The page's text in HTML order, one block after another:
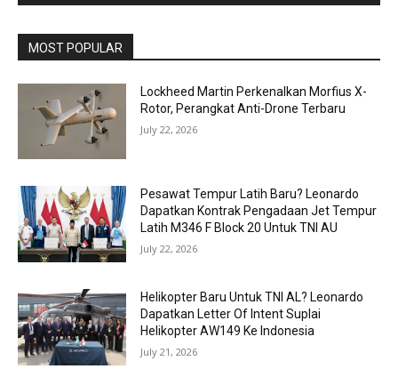
MOST POPULAR
Lockheed Martin Perkenalkan Morfius X-
Rotor, Perangkat Anti-Drone Terbaru
July 22, 2026
Pesawat Tempur Latih Baru? Leonardo
Dapatkan Kontrak Pengadaan Jet Tempur
Latih M346 F Block 20 Untuk TNI AU
July 22, 2026
Helikopter Baru Untuk TNI AL? Leonardo
Dapatkan Letter Of Intent Suplai
Helikopter AW149 Ke Indonesia
July 21, 2026